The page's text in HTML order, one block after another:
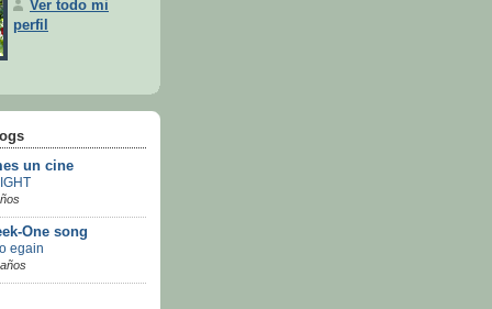
Ver todo mi
perfil
un cine
One song
egain